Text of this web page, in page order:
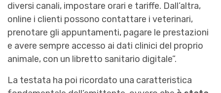
diversi canali, impostare orari e tariffe. Dall’altra,
online i clienti possono contattare i veterinari,
prenotare gli appuntamenti, pagare le prestazioni
e avere sempre accesso ai dati clinici del proprio
animale, con un libretto sanitario digitale”.
La testata ha poi ricordato una caratteristica